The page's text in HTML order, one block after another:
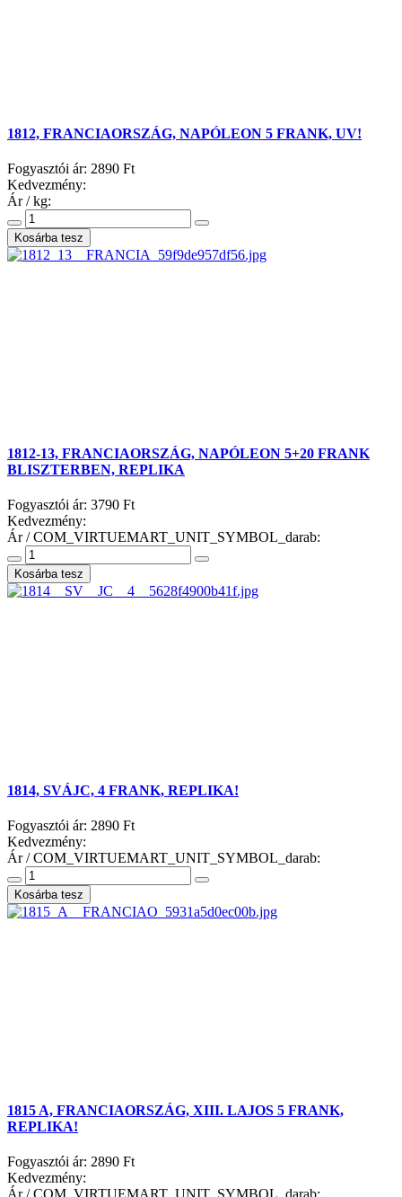
1812, FRANCIAORSZÁG, NAPÓLEON 5 FRANK, UV!
Fogyasztói ár: 2890 Ft
Kedvezmény:
Ár / kg:
1812-13, FRANCIAORSZÁG, NAPÓLEON 5+20 FRANK
BLISZTERBEN, REPLIKA
Fogyasztói ár: 3790 Ft
Kedvezmény:
Ár / COM_VIRTUEMART_UNIT_SYMBOL_darab:
1814, SVÁJC, 4 FRANK, REPLIKA!
Fogyasztói ár: 2890 Ft
Kedvezmény:
Ár / COM_VIRTUEMART_UNIT_SYMBOL_darab:
1815 A, FRANCIAORSZÁG, XIII. LAJOS 5 FRANK,
REPLIKA!
Fogyasztói ár: 2890 Ft
Kedvezmény: